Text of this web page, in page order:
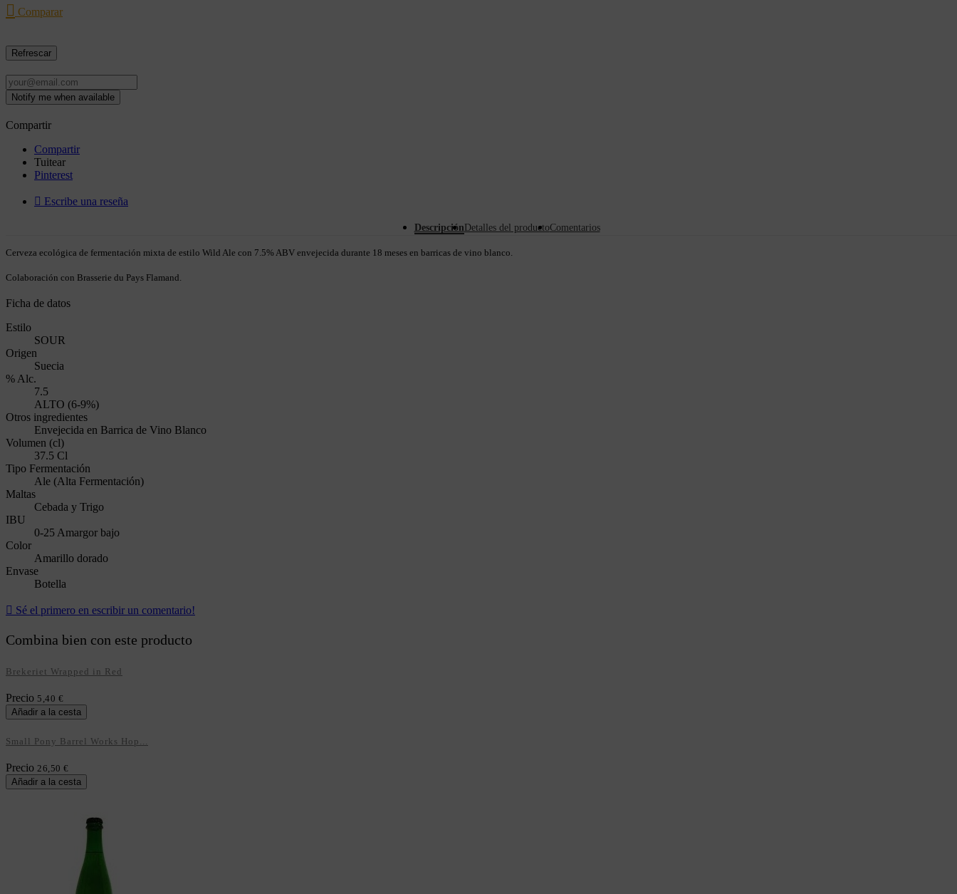
 Comparar
Notify me when available
Compartir
Compartir
Tuitear
Pinterest
 Escribe una reseña
Descripción Detalles del productoComentarios
Cerveza ecológica de fermentación mixta de estilo Wild Ale con 7.5% ABV envejecida durante 18 meses en barricas de vino blanco.
Colaboración con Brasserie du Pays Flamand.
Ficha de datos
Estilo
SOUR
Origen
Suecia
% Alc.
7.5
ALTO (6-9%)
Otros ingredientes
Envejecida en Barrica de Vino Blanco
Volumen (cl)
37.5 Cl
Tipo Fermentación
Ale (Alta Fermentación)
Maltas
Cebada y Trigo
IBU
0-25 Amargor bajo
Color
Amarillo dorado
Envase
Botella
 Sé el primero en escribir un comentario!
Combina bien con este producto
Brekeriet Wrapped in Red
Precio 5,40 €
Añadir a la cesta
Small Pony Barrel Works Hop...
Precio 26,50 €
Añadir a la cesta